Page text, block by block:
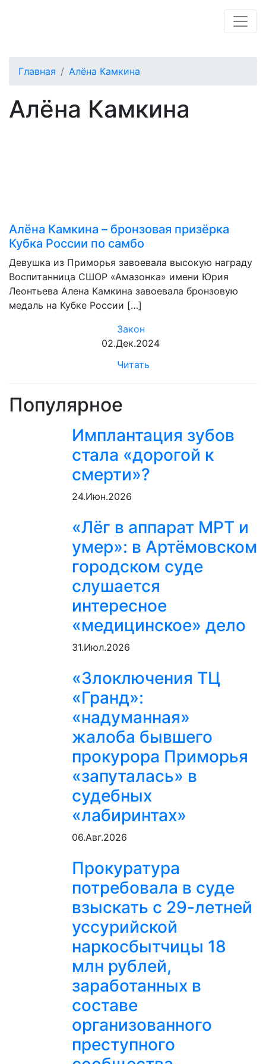
Главная Алёна Камкина
Алёна Камкина
Алёна Камкина – бронзовая призёрка
Кубка России по самбо
Девушка из Приморья завоевала высокую награду
Воспитанница СШОР «Амазонка» имени Юрия
Леонтьева Алена Камкина завоевала бронзовую
медаль на Кубке России […]
Закон
02.Дек.2024
Читать
Популярное
Имплантация зубов
стала «дорогой к
смерти»?
24.Июн.2026
«Лёг в аппарат МРТ и
умер»: в Артёмовском
городском суде
слушается
интересное
«медицинское» дело
31.Июл.2026
«Злоключения ТЦ
«Гранд»:
«надуманная»
жалоба бывшего
прокурора Приморья
«запуталась» в
судебных
«лабиринтах»
06.Авг.2026
Прокуратура
потребовала в суде
взыскать с 29-летней
уссурийской
наркосбытчицы 18
млн рублей,
заработанных в
составе
организованного
преступного